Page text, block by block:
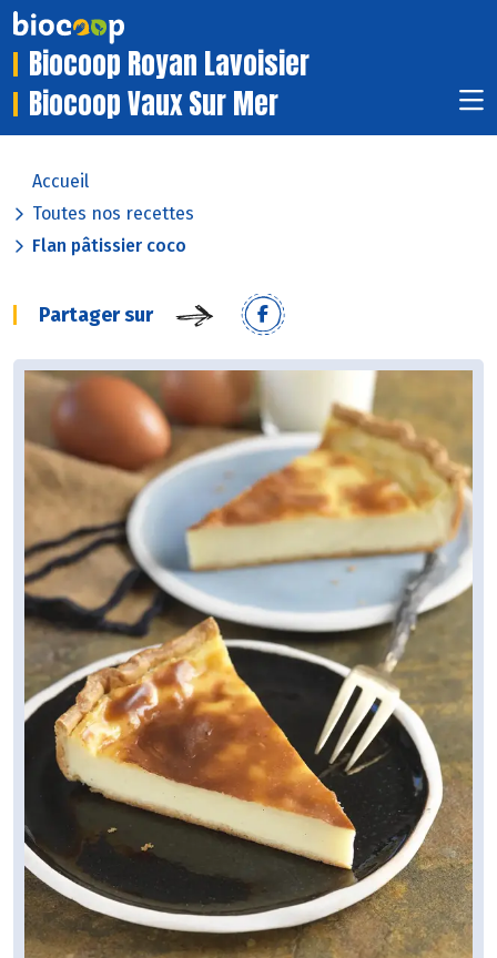
Biocoop Royan Lavoisier
Biocoop Vaux Sur Mer
Accueil
Toutes nos recettes
Flan pâtissier coco
Partager sur